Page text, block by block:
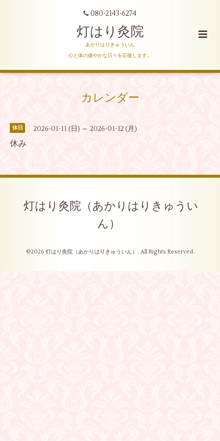
080-2143-6274
灯はり灸院
あかりはりきゅういん
心と体の健やかな日々を応援します。
カレンダー
休日 2026-01-11 (日) ～ 2026-01-12 (月)
休み
灯はり灸院（あかりはりきゅうい
ん）
©2026 灯はり灸院（あかりはりきゅういん） . All Rights Reserved.